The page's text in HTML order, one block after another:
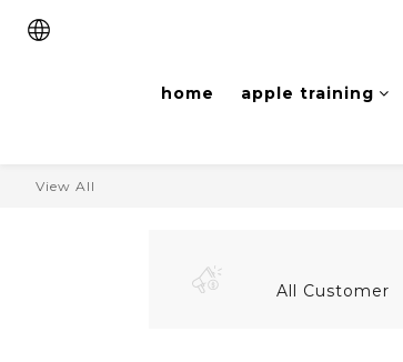
home apple training
View All
All Customer